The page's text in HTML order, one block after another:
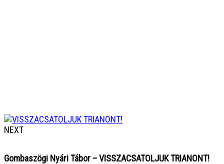
NEXT
Gombaszögi Nyári Tábor – VISSZACSATOLJUK TRIANONT!